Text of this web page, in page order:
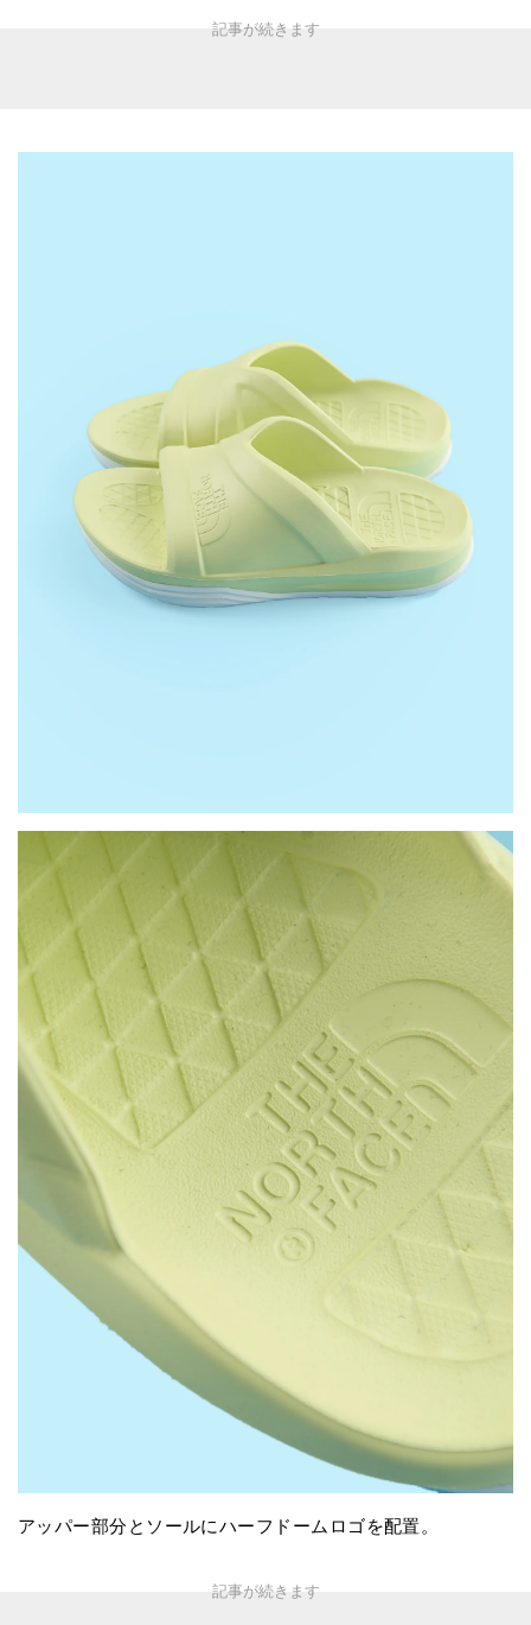
アッパー部分とソールにハーフドームロゴを配置。